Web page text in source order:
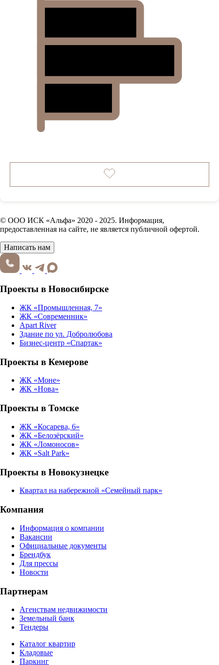
© ООО ИСК «Альфа» 2020 - 2025. Информация,
предоставленная на сайте, не является публичной офертой.
Написать нам
Проекты в Новосибирске
ЖК «Промышленная, 7»
ЖК «Современник»
Apart River
Здание по ул. Добролюбова
Бизнес-центр «Спартак»
Проекты в Кемерове
ЖК «Моне»
ЖК «Нова»
Проекты в Томске
ЖК «Косарева, 6»
ЖК «Белозёрский»
ЖК «Ломоносов»
ЖК «Salt Park»
Проекты в Новокузнецке
Квартал на набережной «Семейный парк»
Компания
Информация о компании
Вакансии
Официальные документы
Брендбук
Для прессы
Новости
Партнерам
Агенствам недвижимости
Земельный банк
Тендеры
Каталог квартир
Кладовые
Паркинг